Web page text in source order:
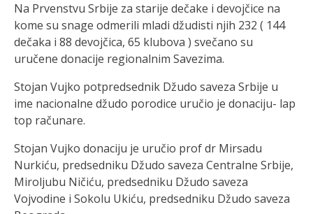
Na Prvenstvu Srbije za starije dečake i devojčice na
kome su snage odmerili mladi džudisti njih 232 ( 144
dečaka i 88 devojčica, 65 klubova ) svečano su
uručene donacije regionalnim Savezima.
Stojan Vujko potpredsednik Džudo saveza Srbije u
ime nacionalne džudo porodice uručio je donaciju- lap
top računare.
Stojan Vujko donaciju je uručio prof dr Mirsadu
Nurkiću, predsedniku Džudo saveza Centralne Srbije,
Miroljubu Ničiću, predsedniku Džudo saveza
Vojvodine i Sokolu Ukiću, predsedniku Džudo saveza